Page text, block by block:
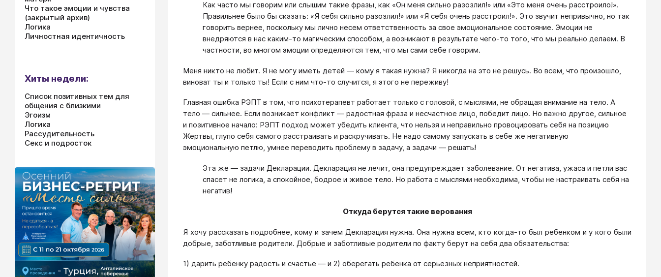
Как часто мы говорим или слышим такие фразы, как «Он меня сильно разозлил!» или «Это меня очень расстроило!».
Правильнее было бы сказать: «Я себя сильно разозлил!» или «Я себя очень расстроил!». Это звучит непривычно, но так
говорить вернее, поскольку мы лично несем ответственность за свое эмоциональное состояние. Эмоции не
внедряются в нас каким-то магическим способом, а возникают в результате чего-то того, что мы реально делаем. В
частности, во многом эмоции определяются тем, что мы сами себе говорим.
Меня никто не любит. Я не могу иметь детей — кому я такая нужна? Я никогда на это не решусь. Во всем, что произошло,
виноват ты и только ты! Если с ним что-то случится, я этого не переживу!
Главная ошибка РЭПТ в том, что психотерапевт работает только с головой, с мыслями, не обращая внимание на тело. А
тело — сильнее. Если возникает конфликт — радостная фраза и несчастное лицо, победит лицо. Но важно другое, сильное
и позитивное начало: РЭПТ подход может убедить клиента, что нельзя и неправильно провоцировать себя на позицию
Жертвы, глупо себя самого расстраивать и раскручивать. Не надо самому запускать в себе же негативную
эмоциональную петлю, умнее переводить проблему в задачу, а задачи — решать!
Эта же — задачи Декларации. Декларация не лечит, она предупреждает заболевание. От негатива, ужаса и петли вас
спасет не логика, а спокойное, бодрое и живое тело. Но работа с мыслями необходима, чтобы не настраивать себя на
негатив!
Откуда берутся такие верования
Я хочу рассказать подробнее, кому и зачем Декларация нужна. Она нужна всем, кто когда-то был ребенком и у кого были
добрые, заботливые родители. Добрые и заботливые родители по факту берут на себя два обязательства:
1) дарить ребенку радость и счастье — и 2) оберегать ребенка от серьезных неприятностей.
Что такое эмоции и чувства
(закрытый архив)
Логика
Личностная идентичность
Хиты недели:
Список позитивных тем для
общения с близкими
Эгоизм
Логика
Рассудительность
Секс и подросток